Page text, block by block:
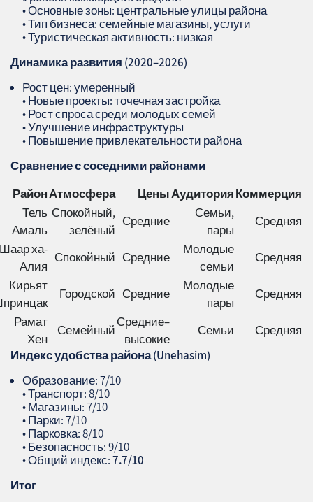
• Основные зоны: центральные улицы района
• Тип бизнеса: семейные магазины, услуги
• Туристическая активность: низкая
Динамика развития (2020–2026)
Рост цен: умеренный
• Новые проекты: точечная застройка
• Рост спроса среди молодых семей
• Улучшение инфраструктуры
• Повышение привлекательности района
Сравнение с соседними районами
РайонАтмосфера ЦеныАудиторияКоммерция
Тель
Амаль
Спокойный,
зелёный
Средние
Семьи,
пары
Средняя
Шаар ха-
Алия
Спокойный Средние
Молодые
семьи
Средняя
Кирьят
Городской Средние
Молодые
пары
Средняя
Рамат
Хен
Семейный
Средние–
высокие
Семьи
Средняя
Индекс удобства района (Unehasim)
Образование: 7/10
• Транспорт: 8/10
• Магазины: 7/10
• Парки: 7/10
• Парковка: 8/10
• Безопасность: 9/10
• Общий индекс:7.7/10
Итог